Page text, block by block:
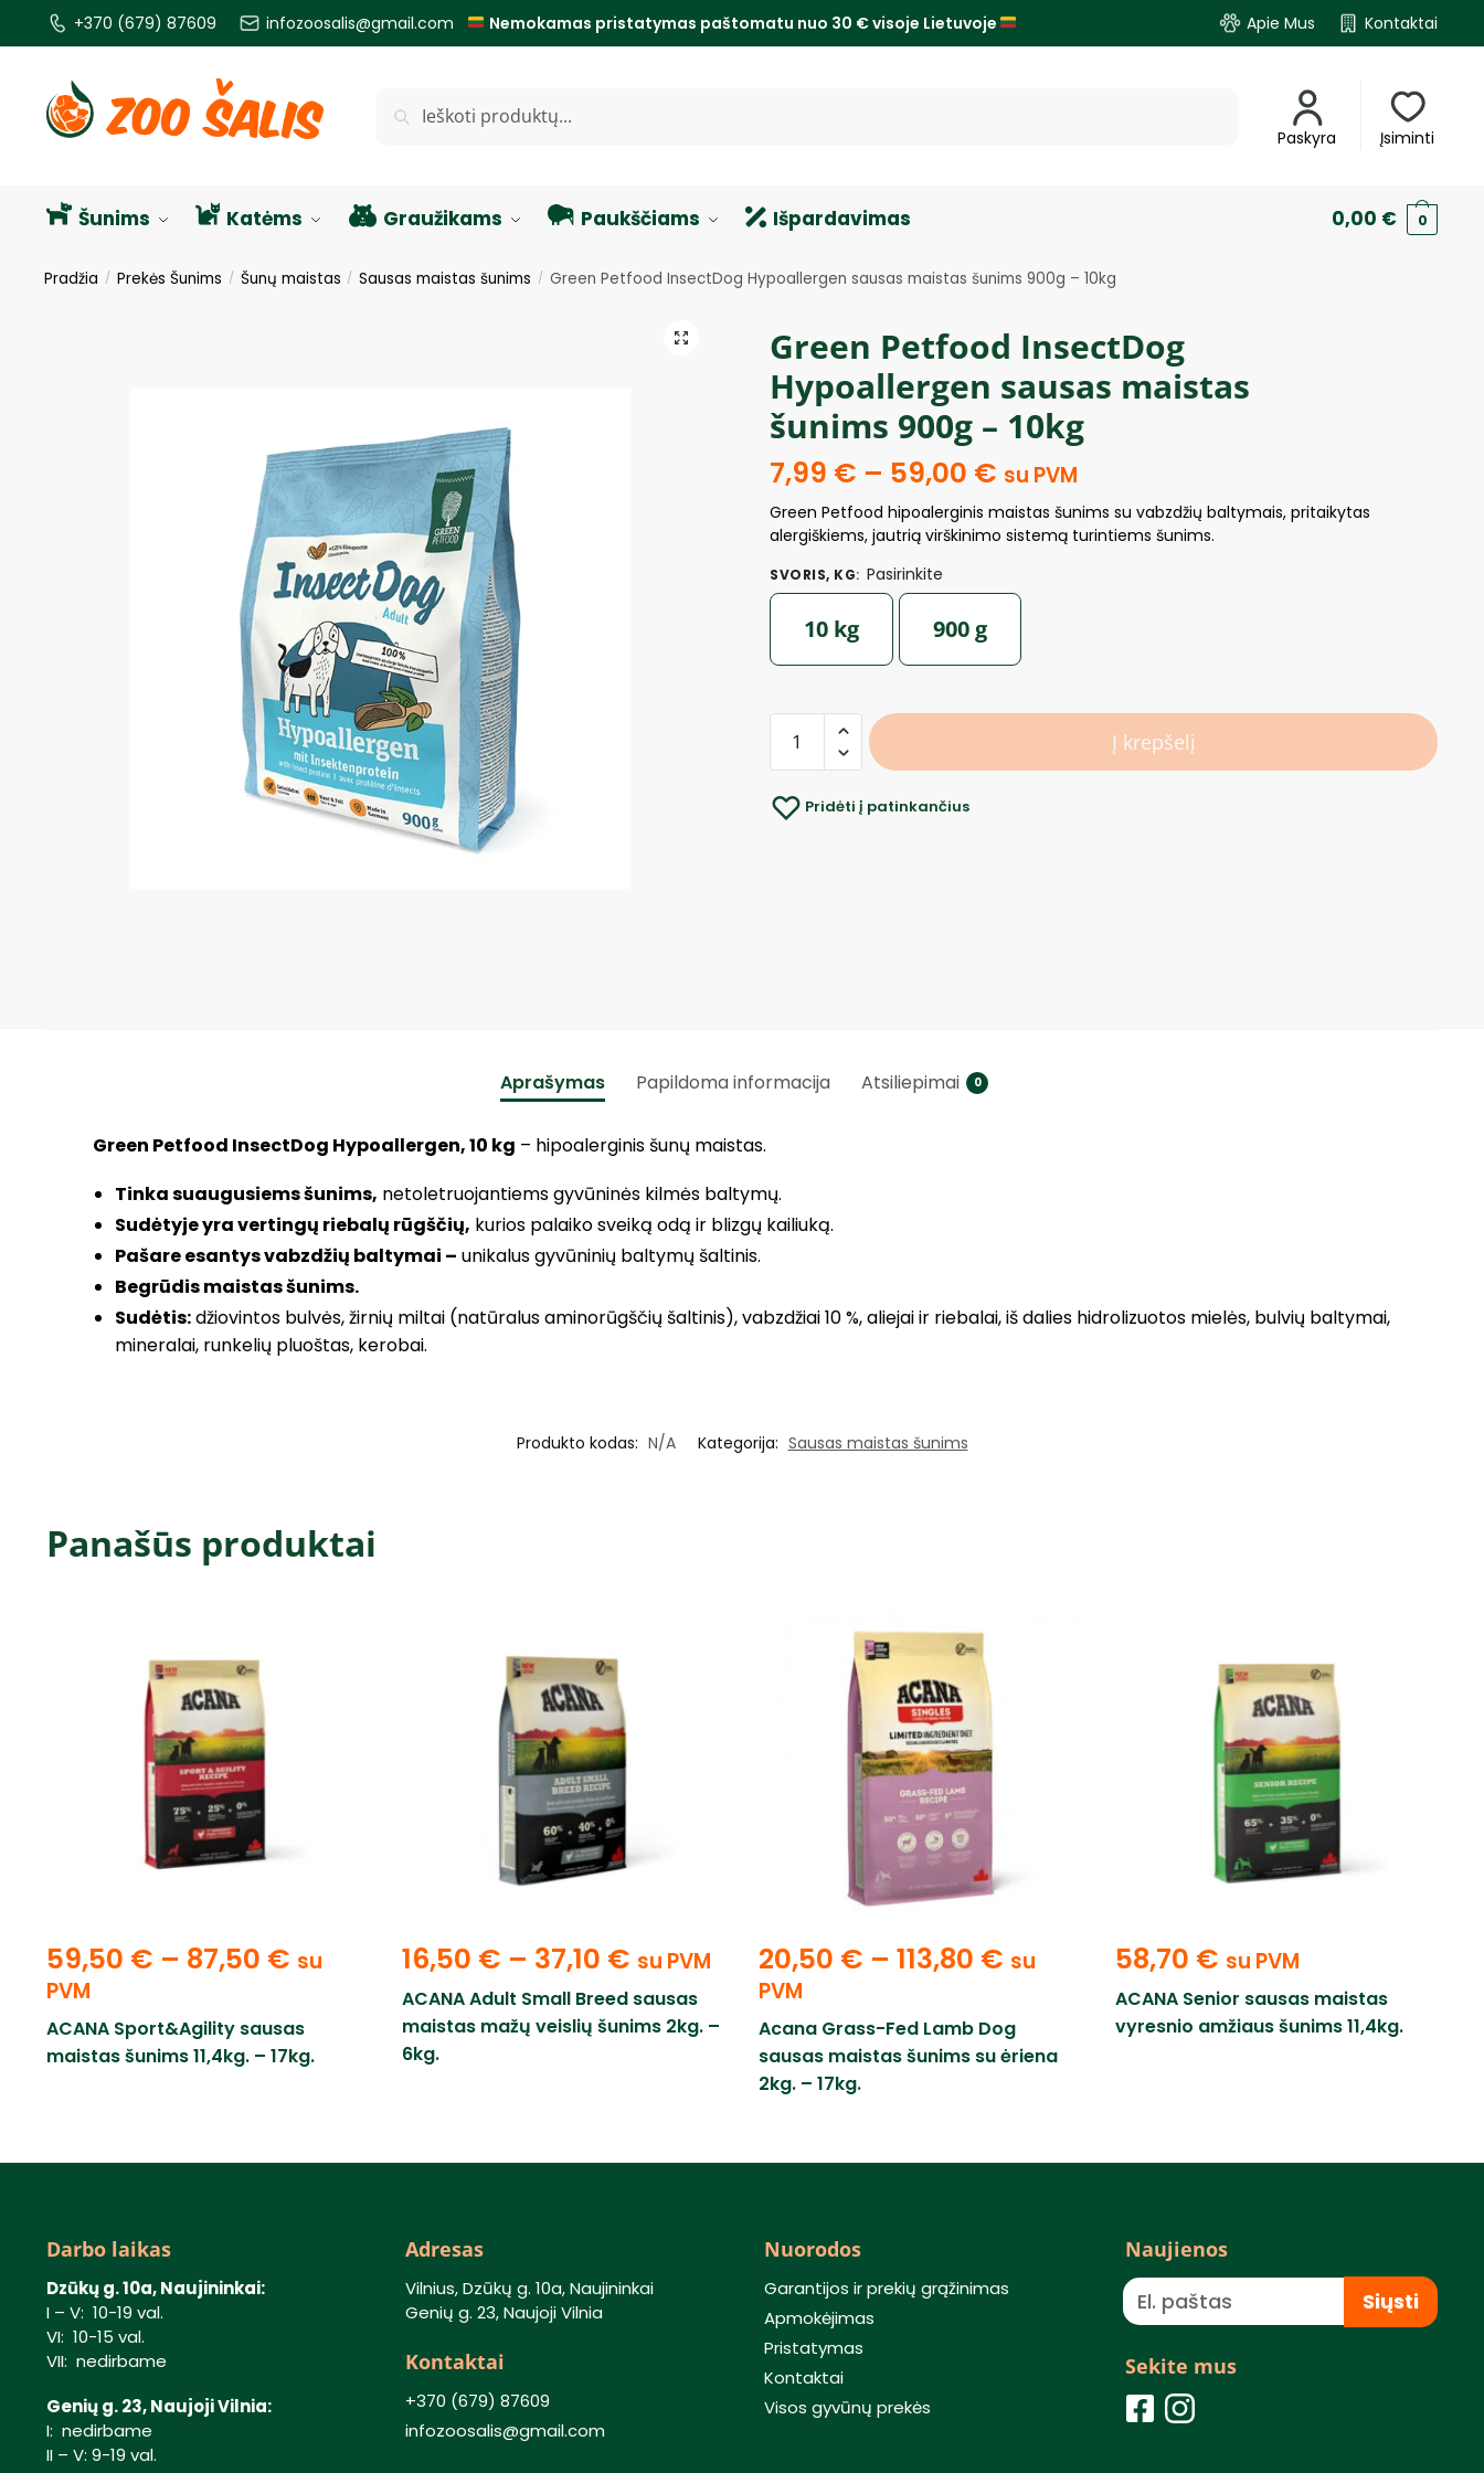
+370 (679) 87609 infozoosalis@gmail.com Nemokamas pristatymas paštomatu nuo 30 € visoje Lietuvoje Apie Mus Kontaktai
Paskyra Įsiminti
Šunims Katėms Graužikams Paukščiams Išpardavimas 0,00 € 0
Pradžia / Prekės Šunims / Šunų maistas / Sausas maistas šunims / Green Petfood InsectDog Hypoallergen sausas maistas šunims 900g – 10kg
Green Petfood InsectDog
Hypoallergen sausas maistas
šunims 900g – 10kg
7,99 € – 59,00 € su PVM
Green Petfood hipoalerginis maistas šunims su vabzdžių baltymais, pritaikytas
alergiškiems, jautrią virškinimo sistemą turintiems šunims.
SVORIS, KG: Pasirinkite
10 kg 900 g
Į krepšelį
Pridėti į patinkančius
Aprašymas Papildoma informacija Atsiliepimai 0
Green Petfood InsectDog Hypoallergen, 10 kg – hipoalerginis šunų maistas.
Tinka suaugusiems šunims, netoletruojantiems gyvūninės kilmės baltymų.
Sudėtyje yra vertingų riebalų rūgščių, kurios palaiko sveiką odą ir blizgų kailiuką.
Pašare esantys vabzdžių baltymai – unikalus gyvūninių baltymų šaltinis.
Begrūdis maistas šunims.
Sudėtis:džiovintos bulvės, žirnių miltai (natūralus aminorūgščių šaltinis), vabzdžiai 10 %, aliejai ir riebalai, iš dalies hidrolizuotos mielės, bulvių baltymai,
mineralai, runkelių pluoštas, kerobai.
Produkto kodas: N/A Kategorija: Sausas maistas šunims
Panašūs produktai
59,50 € – 87,50 € su
PVM
ACANA Sport&Agility sausas
maistas šunims 11,4kg. – 17kg.
16,50 € – 37,10 € su PVM
ACANA Adult Small Breed sausas
maistas mažų veislių šunims 2kg. –
6kg.
20,50 € – 113,80 € su
PVM
Acana Grass-Fed Lamb Dog
sausas maistas šunims su ėriena
2kg. – 17kg.
58,70 € su PVM
ACANA Senior sausas maistas
vyresnio amžiaus šunims 11,4kg.
Darbo laikas
Dzūkų g. 10a, Naujininkai:
I – V: 10-19 val.
VI: 10-15 val.
VII: nedirbame
Genių g. 23, Naujoji Vilnia:
I: nedirbame
II – V: 9-19 val.
Adresas
Vilnius, Dzūkų g. 10a, Naujininkai
Genių g. 23, Naujoji Vilnia
Kontaktai
+370 (679) 87609
infozoosalis@gmail.com
Nuorodos
Garantijos ir prekių grąžinimas
Apmokėjimas
Pristatymas
Kontaktai
Visos gyvūnų prekės
Naujienos
Siųsti
Sekite mus